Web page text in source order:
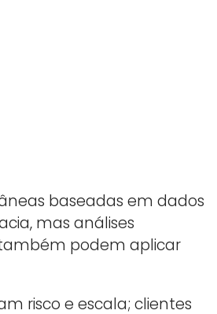
baseadas em dados
mas análises
podem aplicar
risco e escala; clientes